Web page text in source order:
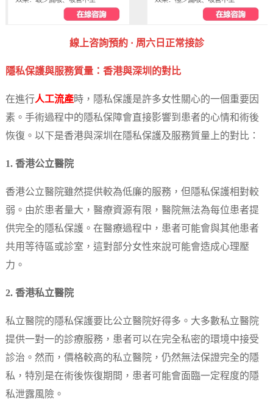
‎線上咨詢預約 · ‎周六日正常接診
隱私保護與服務質量：香港與深圳的對比
在進行人工流產時，隱私保護是許多女性關心的一個重要因
素。手術過程中的隱私保障會直接影響到患者的心情和術後
恢復。以下是香港與深圳在隱私保護及服務質量上的對比：
1. 香港公立醫院
香港公立醫院雖然提供較為低廉的服務，但隱私保護相對較
弱。由於患者量大，醫療資源有限，醫院無法為每位患者提
供完全的隱私保護。在醫療過程中，患者可能會與其他患者
共用等待區或診室，這對部分女性來說可能會造成心理壓
力。
2. 香港私立醫院
私立醫院的隱私保護要比公立醫院好得多。大多數私立醫院
提供一對一的診療服務，患者可以在完全私密的環境中接受
診治。然而，價格較高的私立醫院，仍然無法保證完全的隱
私，特別是在術後恢復期間，患者可能會面臨一定程度的隱
私泄露風險。